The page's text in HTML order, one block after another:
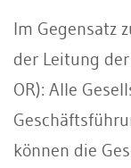
Im Gegensatz
der Leitung
OR): Alle
können die